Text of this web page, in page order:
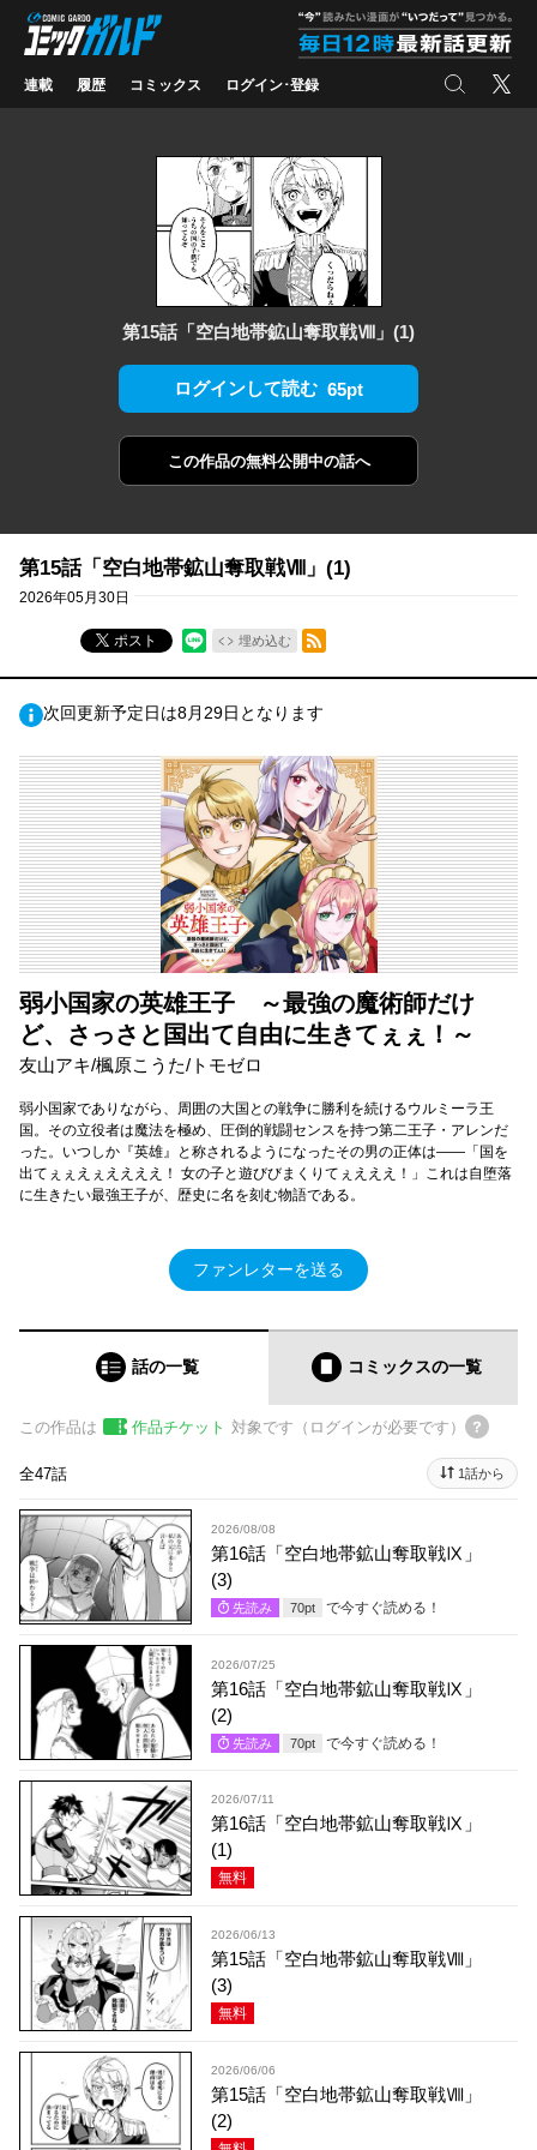
コミックガルド
連載 履歴 コミックス ログイン･登録 検索 X
第15話「空白地帯鉱山奪取戦Ⅷ」(1)
ログインして読む 65pt
この作品の無料公開中の話へ
第15話「空白地帯鉱山奪取戦Ⅷ」(1)
2026年05月30日
ポスト 埋め込む
RSSフィード
次回更新予定日は8月29日となります
弱小国家の英雄王子 ～最強の魔術師だけ
ど、さっさと国出て自由に生きてぇぇ！～
友山アキ/楓原こうた/トモゼロ
弱小国家でありながら、周囲の大国との戦争に勝利を続けるウルミーラ王
国。その立役者は魔法を極め、圧倒的戦闘センスを持つ第二王子・アレンだ
った。いつしか『英雄』と称されるようになったその男の正体は――「国を
出てぇぇえぇええええ！ 女の子と遊びびまくりてぇえええ！」これは自堕落
に生きたい最強王子が、歴史に名を刻む物語である。
ファンレターを送る
話の一覧 コミックスの一覧
この作品は 作品チケット 対象です（ログインが必要です）
全47話 1話から
2026/08/08
第16話「空白地帯鉱山奪取戦Ⅸ」
(3)
先読み 70pt で今すぐ読める！
2026/07/25
第16話「空白地帯鉱山奪取戦Ⅸ」
(2)
先読み 70pt で今すぐ読める！
2026/07/11
第16話「空白地帯鉱山奪取戦Ⅸ」
(1)
無料
2026/06/13
第15話「空白地帯鉱山奪取戦Ⅷ」
(3)
無料
2026/06/06
第15話「空白地帯鉱山奪取戦Ⅷ」
(2)